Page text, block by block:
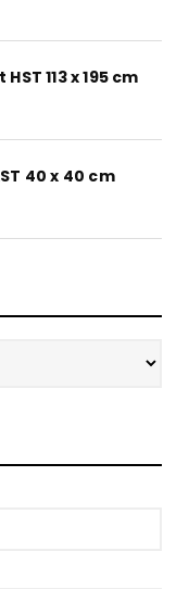
113 x 195 cm
40 x 40 cm